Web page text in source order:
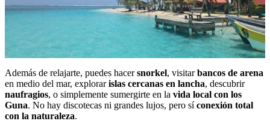
Además de relajarte, puedes hacersnorkel, visitarbancos de arena
en medio del mar, explorarislas cercanas en lancha, descubrir
naufragios, o simplemente sumergirte en la vida local con los
Guna. No hay discotecas ni grandes lujos, pero síconexión total
con la naturaleza.